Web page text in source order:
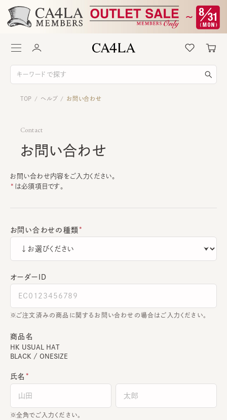
TOP / ヘルプ / お問い合わせ
Contact
お問い合わせ
お問い合わせ内容をご入力ください。
は必須項目です。
お問い合わせの種類
オーダーＩＤ
ご注文済みの商品に関するお問い合わせの場合はご入力ください。
商品名
HK USUAL HAT
BLACK / ONESIZE
氏名
全角でご入力ください。